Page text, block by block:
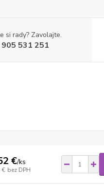
si rady? Zavolajte.
531 251
€/ks
€ bez DPH